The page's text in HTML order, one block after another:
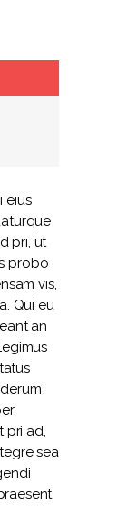
eius
pri, ut
probo
vis,
Qui eu
an
pri ad,
sea